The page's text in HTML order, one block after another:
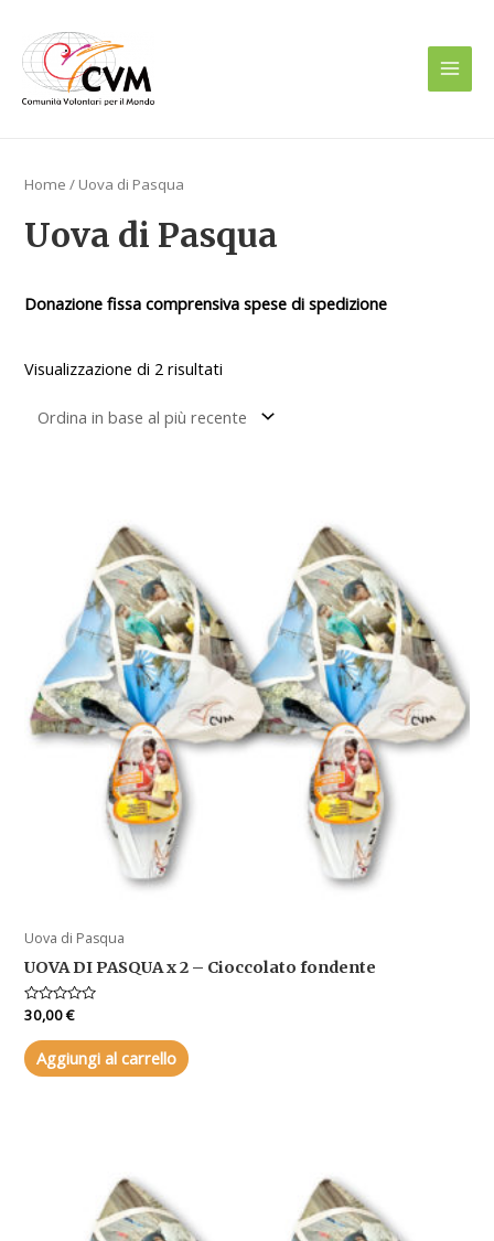
contenuto
Home / Uova di Pasqua
Uova di Pasqua
Donazione fissa comprensiva spese di spedizione
Visualizzazione di 2 risultati
Uova di Pasqua
UOVA DI PASQUA x 2 – Cioccolato fondente
Valutato
su
5
30,00€
Aggiungi al carrello